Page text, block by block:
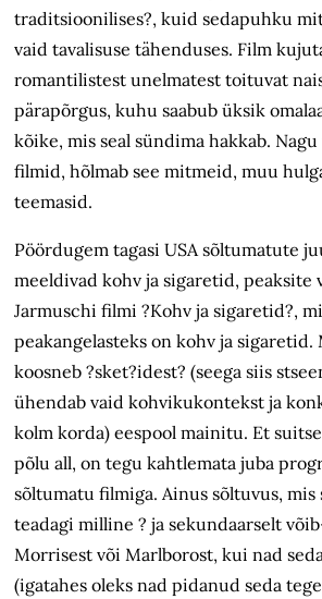
traditsioonilises?, kuid sedapuhku
vaid tavalisuse tähenduses. Film
romantilistest unelmatest toituvat
pärapõrgus, kuhu saabub üksik
kõike, mis seal sündima hakkab.
filmid, hõlmab see mitmeid, muu
teemasid.
Pöördugem tagasi USA sõltumatute
meeldivad kohv ja sigaretid, peaksite
Jarmuschi filmi ?Kohv ja sigaretid?,
peakangelasteks on kohv ja sigaretid.
koosneb ?sket?idest? (seega siis
ühendab vaid kohvikukontekst ja
kolm korda) eespool mainitu. Et
põlu all, on tegu kahtlemata juba
sõltumatu filmiga. Ainus sõltuvus,
teadagi milline ? ja sekundaarselt
Morrisest või Marlborost, kui nad
(igatahes oleks nad pidanud seda